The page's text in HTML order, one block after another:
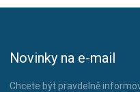
Novinky na e-mail
Chcete být pravdelně